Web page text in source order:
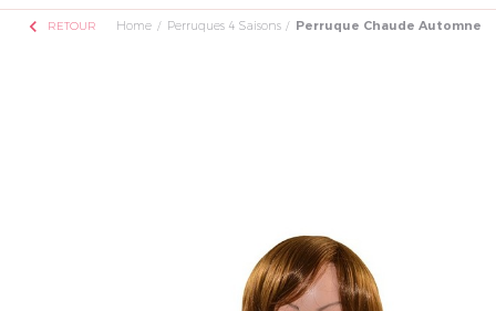
chevron_left RETOUR Home Perruques 4 Saisons Perruque Chaude Automne